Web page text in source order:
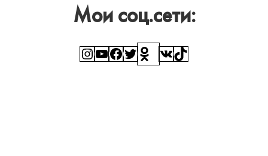
Мои соц.сети:
Instagram
YouTube
Facebook
Twitter
Ссылка
ВКонтакте
TikTok